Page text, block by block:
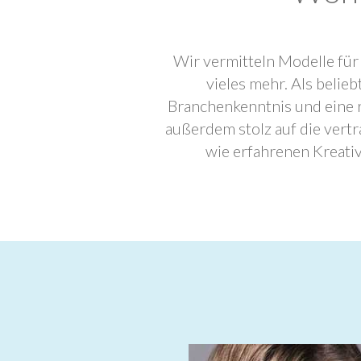
Wir vermitteln Modelle für
vieles mehr. Als
Branchenkenntnis und
außerdem stolz auf die
wie erfahrenen